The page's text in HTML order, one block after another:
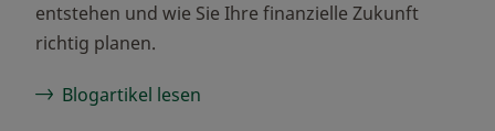
entstehen und wie Sie Ihre finanzielle Zukunft
richtig planen.
Blogartikel lesen